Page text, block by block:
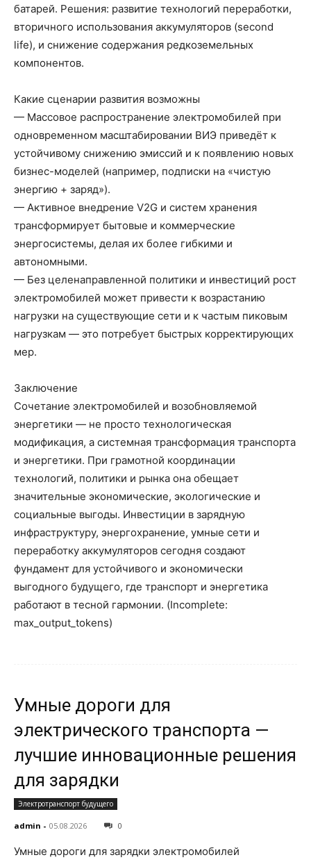
батарей. Решения: развитие технологий переработки,
вторичного использования аккумуляторов (second
life), и снижение содержания редкоземельных
компонентов.
Какие сценарии развития возможны
— Массовое распространение электромобилей при
одновременном масштабировании ВИЭ приведёт к
устойчивому снижению эмиссий и к появлению новых
бизнес-моделей (например, подписки на «чистую
энергию + заряд»).
— Активное внедрение V2G и систем хранения
трансформирует бытовые и коммерческие
энергосистемы, делая их более гибкими и
автономными.
— Без целенаправленной политики и инвестиций рост
электромобилей может привести к возрастанию
нагрузки на существующие сети и к частым пиковым
нагрузкам — это потребует быстрых корректирующих
мер.
Заключение
Сочетание электромобилей и возобновляемой
энергетики — не просто технологическая
модификация, а системная трансформация транспорта
и энергетики. При грамотной координации
технологий, политики и рынка она обещает
значительные экономические, экологические и
социальные выгоды. Инвестиции в зарядную
инфраструктуру, энергохранение, умные сети и
переработку аккумуляторов сегодня создают
фундамент для устойчивого и экономически
выгодного будущего, где транспорт и энергетика
работают в тесной гармонии. (Incomplete:
max_output_tokens)
Умные дороги для
электрического транспорта —
лучшие инновационные решения
для зарядки
Электротранспорт будущего
admin - 05.08.2026 0
Умные дороги для зарядки электромобилей